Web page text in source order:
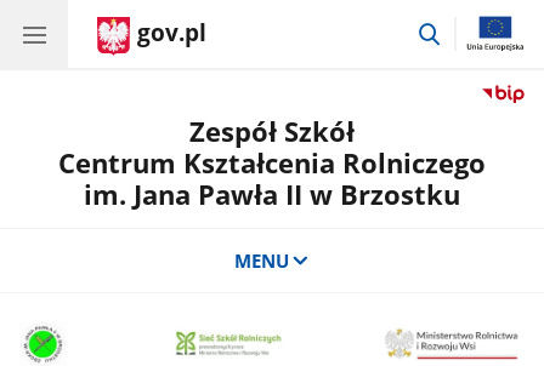
gov.pl
przejdź
Zespół Szkół
Centrum Kształcenia Rolniczego
im. Jana Pawła II w Brzostku
MENU